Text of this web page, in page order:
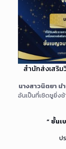
สำนักส่งเสริม
นางสาวนิตยา น
อันเป็นที่เชิดชูยิ่ง
“ ชั้นเ
ป